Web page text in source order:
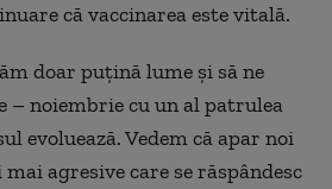
că vaccinarea este vitală.
doar puțină lume și să ne
noiembrie cu un al patrulea
evoluează. Vedem că apar noi
agresive care se răspândesc